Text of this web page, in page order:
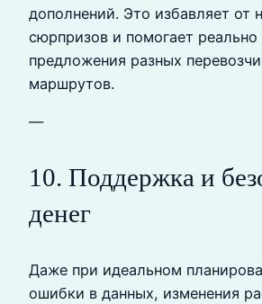
дополнений. Это избавляет от
сюрпризов и помогает реально
предложения разных
маршрутов.
—
10. Поддержка и
денег
Даже при идеальном
ошибки в данных, изменения